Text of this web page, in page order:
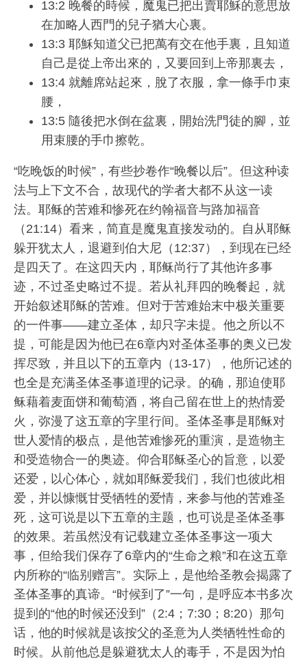
13:2 晚餐的時候，魔鬼已把出賣耶穌的意思放
在加略人西門的兒子猶大心裏。
13:3 耶穌知道父已把萬有交在他手裏，且知道
自己是從上帝出來的，又要回到上帝那裏去，
13:4 就離席站起來，脫了衣服，拿一條手巾束
腰，
13:5 隨後把水倒在盆裏，開始洗門徒的腳，並
用束腰的手巾擦乾。
“吃晚饭的时候”，有些抄卷作“晚餐以后”。但这种读
法与上下文不合，故现代的学者大都不从这一读
法。耶稣的苦难和惨死在约翰福音与路加福音
（21:14）看来，简直是魔鬼直接发动的。自从耶稣
躲开犹太人，退避到伯大尼（12:37），到现在已经
是四天了。在这四天内，耶稣尚行了其他许多事
迹，不过圣史略过不提。若从礼拜四的晚餐起，就
开始叙述耶稣的苦难。但对于苦难始末中极关重要
的一件事——建立圣体，却只字未提。他之所以不
提，可能是因为他已在6章内对圣体圣事的奥义已发
挥尽致，并且以下的五章内（13-17），他所记述的
也全是充满圣体圣事道理的记录。的确，那迫使耶
稣藉着麦面饼和葡萄酒，将自己留在世上的热情爱
火，弥漫了这五章的字里行间。圣体圣事是耶稣对
世人爱情的极点，是他苦难惨死的重演，是造物主
和受造物合一的奥迹。仰合耶稣圣心的旨意，以爱
还爱，以心体心，就如耶稣爱我们，我们也彼此相
爱，并以慷慨甘受牺牲的爱情，来参与他的苦难圣
死，这可说是以下五章的主题，也可说是圣体圣事
的效果。若虽然没有记载建立圣体圣事这一项大
事，但给我们保存了6章内的“生命之粮”和在这五章
内所称的“临别赠言”。实际上，是他给圣教会揭露了
圣体圣事的真谛。“时候到了”一句，是呼应本书多次
提到的“他的时候还没到”（2:4；7:30；8:20）那句
话，他的时候就是该按父的圣意为人类牺牲性命的
时候。从前他总是躲避犹太人的毒手，不是因为怕